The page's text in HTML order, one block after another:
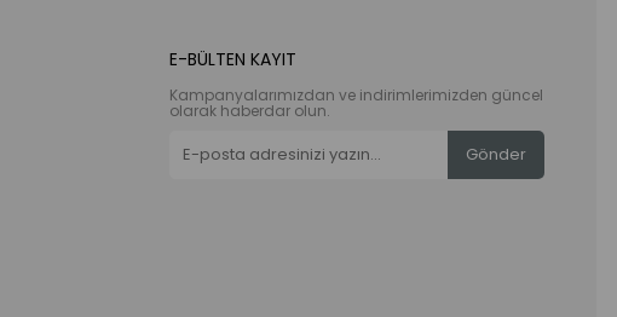
E-BÜLTEN KAYIT
Kampanyalarımızdan ve indirimlerimizden güncel
olarak haberdar olun.
Gönder